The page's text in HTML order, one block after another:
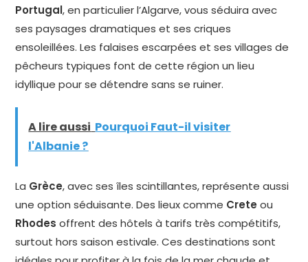
Portugal, en particulier l’Algarve, vous séduira avec
ses paysages dramatiques et ses criques
ensoleillées. Les falaises escarpées et ses villages de
pêcheurs typiques font de cette région un lieu
idyllique pour se détendre sans se ruiner.
A lire aussi Pourquoi Faut-il visiter
l'Albanie ?
La Grèce, avec ses îles scintillantes, représente aussi
une option séduisante. Des lieux comme Crete ou
Rhodes offrent des hôtels à tarifs très compétitifs,
surtout hors saison estivale. Ces destinations sont